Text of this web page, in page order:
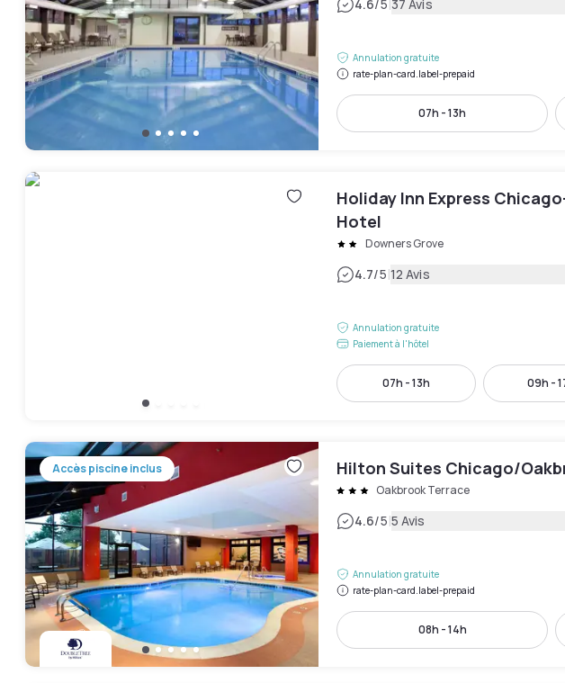
4.6/5|37 Avis
Annulation gratuite
rate-plan-card.label-prepaid
07h - 13h
Holiday Inn Express
Hotel
Downers Grove
4.7/5|12 Avis
Annulation gratuite
Paiement à l'hôtel
07h - 13h 09h -
Accès piscine inclus Hilton Suites Chicago/
Oakbrook Terrace
4.6/5|5 Avis
Annulation gratuite
rate-plan-card.label-prepaid
08h - 14h